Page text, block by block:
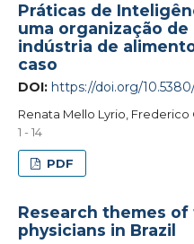
Práticas de
uma organização
indústria de
caso
DOI: https://doi.org/
Renata Mello Lyrio, Frederico
1 - 14
PDF
Research themes
physicians in Brazil